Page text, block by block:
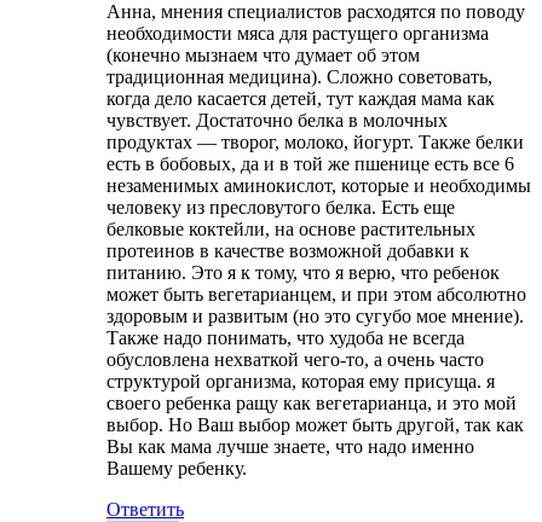
Анна, мнения специалистов расходятся по поводу
необходимости мяса для растущего организма
(конечно мызнаем что думает об этом
традиционная медицина). Сложно советовать,
когда дело касается детей, тут каждая мама как
чувствует. Достаточно белка в молочных
продуктах — творог, молоко, йогурт. Также белки
есть в бобовых, да и в той же пшенице есть все 6
незаменимых аминокислот, которые и необходимы
человеку из пресловутого белка. Есть еще
белковые коктейли, на основе растительных
протеинов в качестве возможной добавки к
питанию. Это я к тому, что я верю, что ребенок
может быть вегетарианцем, и при этом абсолютно
здоровым и развитым (но это сугубо мое мнение).
Также надо понимать, что худоба не всегда
обусловлена нехваткой чего-то, а очень часто
структурой организма, которая ему присуща. я
своего ребенка ращу как вегетарианца, и это мой
выбор. Но Ваш выбор может быть другой, так как
Вы как мама лучше знаете, что надо именно
Вашему ребенку.
Ответить